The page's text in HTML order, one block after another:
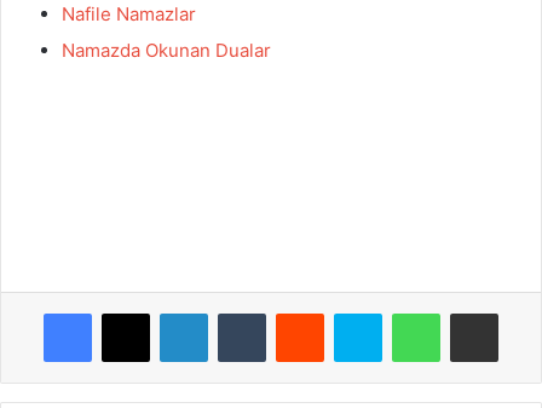
Nafile Namazlar
Namazda Okunan Dualar